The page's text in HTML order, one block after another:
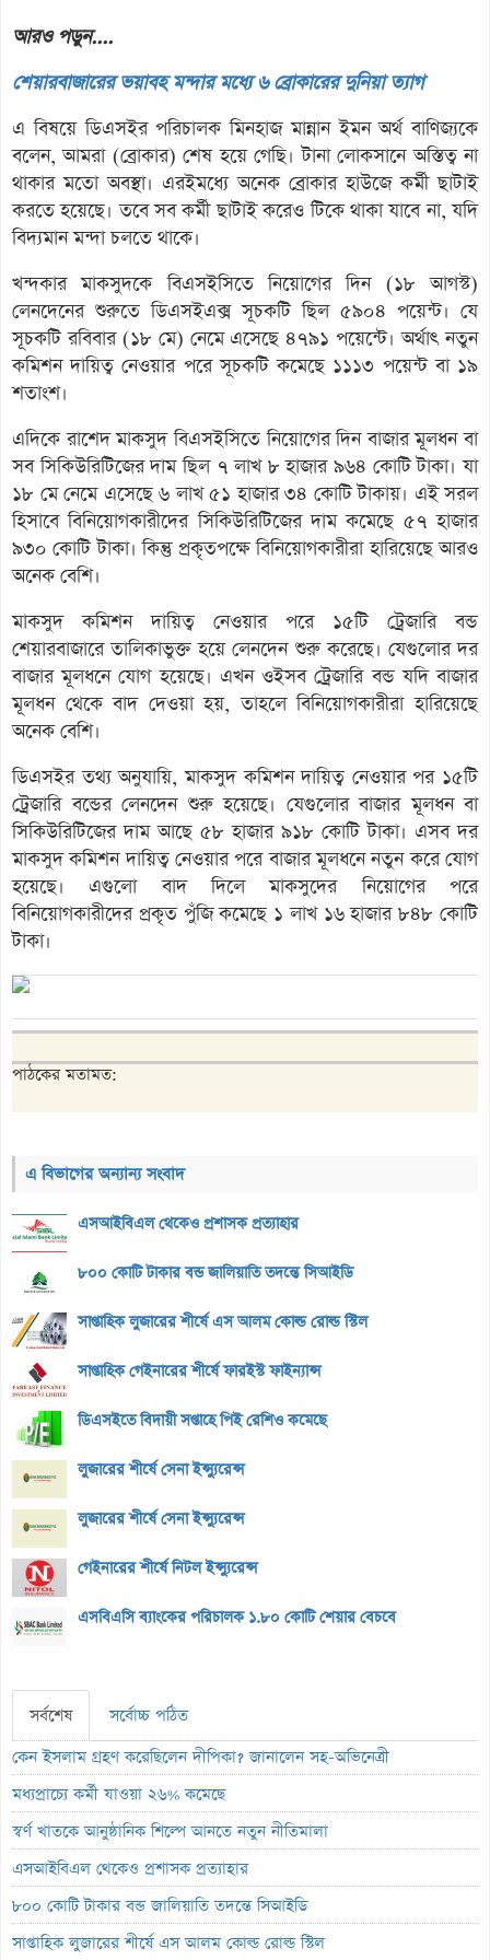
আরও পড়ুন....
শেয়ারবাজারের ভয়াবহ মন্দার মধ্যে ৬ ব্রোকারের দুনিয়া ত্যাগ
এ বিষয়ে ডিএসইর পরিচালক মিনহাজ মান্নান ইমন অর্থ বাণিজ্যকে
বলেন, আমরা (ব্রোকার) শেষ হয়ে গেছি। টানা লোকসানে অস্তিত্ব না
থাকার মতো অবস্থা। এরইমধ্যে অনেক ব্রোকার হাউজে কর্মী ছাটাই
করতে হয়েছে। তবে সব কর্মী ছাটাই করেও টিকে থাকা যাবে না, যদি
বিদ্যমান মন্দা চলতে থাকে।
খন্দকার মাকসুদকে বিএসইসিতে নিয়োগের দিন (১৮ আগস্ট)
লেনদেনের শুরুতে ডিএসইএক্স সূচকটি ছিল ৫৯০৪ পয়েন্ট। যে
সূচকটি রবিবার (১৮ মে) নেমে এসেছে ৪৭৯১ পয়েন্টে। অর্থাৎ নতুন
কমিশন দায়িত্ব নেওয়ার পরে সূচকটি কমেছে ১১১৩ পয়েন্ট বা ১৯
শতাংশ।
এদিকে রাশেদ মাকসুদ বিএসইসিতে নিয়োগের দিন বাজার মূলধন বা
সব সিকিউরিটিজের দাম ছিল ৭ লাখ ৮ হাজার ৯৬৪ কোটি টাকা। যা
১৮ মে নেমে এসেছে ৬ লাখ ৫১ হাজার ৩৪ কোটি টাকায়। এই সরল
হিসাবে বিনিয়োগকারীদের সিকিউরিটিজের দাম কমেছে ৫৭ হাজার
৯৩০ কোটি টাকা। কিন্তু প্রকৃতপক্ষে বিনিয়োগকারীরা হারিয়েছে আরও
অনেক বেশি।
মাকসুদ কমিশন দায়িত্ব নেওয়ার পরে ১৫টি ট্রেজারি বন্ড
শেয়ারবাজারে তালিকাভুক্ত হয়ে লেনদেন শুরু করেছে। যেগুলোর দর
বাজার মূলধনে যোগ হয়েছে। এখন ওইসব ট্রেজারি বন্ড যদি বাজার
মূলধন থেকে বাদ দেওয়া হয়, তাহলে বিনিয়োগকারীরা হারিয়েছে
অনেক বেশি।
ডিএসইর তথ্য অনুযায়ি, মাকসুদ কমিশন দায়িত্ব নেওয়ার পর ১৫টি
ট্রেজারি বন্ডের লেনদেন শুরু হয়েছে। যেগুলোর বাজার মূলধন বা
সিকিউরিটিজের দাম আছে ৫৮ হাজার ৯১৮ কোটি টাকা। এসব দর
মাকসুদ কমিশন দায়িত্ব নেওয়ার পরে বাজার মূলধনে নতুন করে যোগ
হয়েছে। এগুলো বাদ দিলে মাকসুদের নিয়োগের পরে
বিনিয়োগকারীদের প্রকৃত পুঁজি কমেছে ১ লাখ ১৬ হাজার ৮৪৮ কোটি
টাকা।
পাঠকের মতামত:
এ বিভাগের অন্যান্য সংবাদ
এসআইবিএল থেকেও প্রশাসক প্রত্যাহার
৮০০ কোটি টাকার বন্ড জালিয়াতি তদন্তে সিআইডি
সাপ্তাহিক লুজারের শীর্ষে এস আলম কোল্ড রোল্ড স্টিল
সাপ্তাহিক গেইনারের শীর্ষে ফারইস্ট ফাইন্যান্স
ডিএসইতে বিদায়ী সপ্তাহে পিই রেশিও কমেছে
লুজারের শীর্ষে সেনা ইন্স্যুরেন্স
লুজারের শীর্ষে সেনা ইন্স্যুরেন্স
গেইনারের শীর্ষে নিটল ইন্স্যুরেন্স
এসবিএসি ব্যাংকের পরিচালক ১.৮০ কোটি শেয়ার বেচবে
সর্বশেষ
সর্বোচ্চ পঠিত
কেন ইসলাম গ্রহণ করেছিলেন দীপিকা? জানালেন সহ-অভিনেত্রী
মধ্যপ্রাচ্যে কর্মী যাওয়া ২৬% কমেছে
স্বর্ণ খাতকে আনুষ্ঠানিক শিল্পে আনতে নতুন নীতিমালা
এসআইবিএল থেকেও প্রশাসক প্রত্যাহার
৮০০ কোটি টাকার বন্ড জালিয়াতি তদন্তে সিআইডি
সাপ্তাহিক লুজারের শীর্ষে এস আলম কোল্ড রোল্ড স্টিল